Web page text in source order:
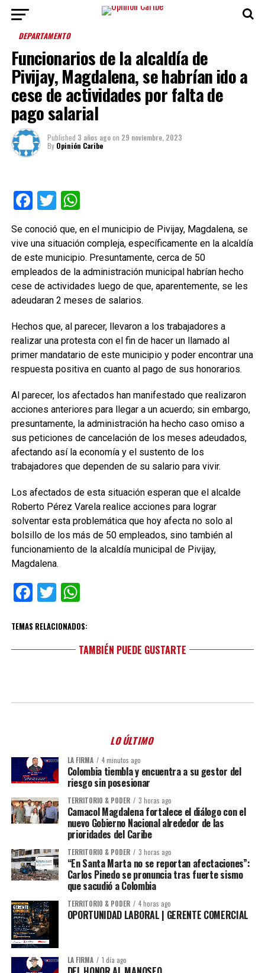
DEPARTAMENTO
Funcionarios de la alcaldía de
Pivijay, Magdalena, se habrían ido a
cese de actividades por falta de
pago salarial
Published 3 años agoon 29 noviembre, 2023
By Opinión Caribe
Facebook
TwitterWhatsApp
Se conoció que, en el municipio de Pivijay, Magdalena, se
vive una situación compleja, específicamente en la alcaldía
de este municipio. Presuntamente, cerca de 50
empleados de la administración municipal habrían hecho
cese de actividades luego de que, aparentemente, se les
adeudaran 2 meses de salarios.
Hechos que, al parecer, llevaron a los trabajadores a
realizar una protesta con el fin de hacer un llamado al
primer mandatario de este municipio y poder encontrar una
respuesta positiva en cuanto al pago de sus honorarios.
Al parecer, los afectados han manifestado que realizaron
acciones anteriores para llegar a un acuerdo; sin embargo,
presuntamente, la administración ha hecho caso omiso a
sus peticiones de cancelación de los meses adeudados,
afectando así la economía y el sustento de los
trabajadores que dependen de su salario para vivir.
Los afectados de esta situación esperan que el alcalde
Roberto Pérez Varela realice acciones para lograr
solventar esta problemática que hoy afecta no solo al
bolsillo de los más de 50 empleados, sino también al
funcionamiento de la alcaldía municipal de Pivijay,
Magdalena.
Facebook
TwitterWhatsApp
TEMAS RELACIONADOS:
TAMBIÉN PUEDE GUSTARTE
LO ÚLTIMO
LA FIRMA 4 minutos ago
Colombia tiembla y encuentra a su gestor del
riesgo sin posesionar
TERRITORIO & PODER 3 horas ago
Camacol Magdalena fortalece el diálogo con el
nuevo Gobierno Nacional alrededor de las
prioridades del Caribe
TERRITORIO & PODER 3 horas ago
“En Santa Marta no se reportan afectaciones”:
Carlos Pinedo se pronuncia tras fuerte sismo
que sacudió a Colombia
TERRITORIO & PODER 4 horas ago
OPORTUNIDAD LABORAL | GERENTE COMERCIAL
LA FIRMA 1 día ago